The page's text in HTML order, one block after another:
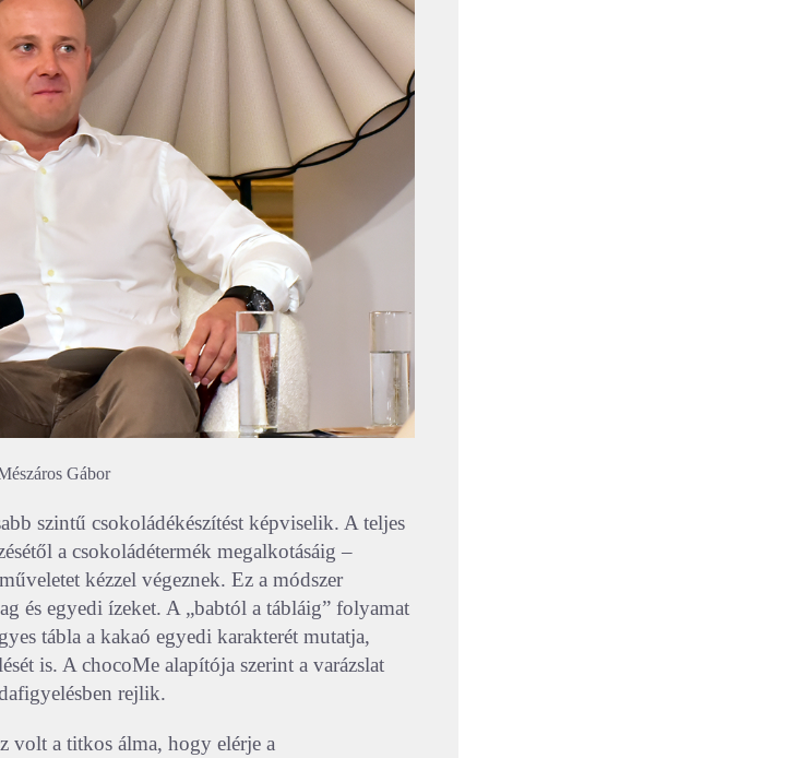
Gábor
szintű csokoládékészítést képviselik. A teljes
a csokoládétermék megalkotásáig –
kézzel végeznek. Ez a módszer
és egyedi ízeket. A „babtól a tábláig” folyamat
tábla a kakaó egyedi karakterét mutatja,
is. A chocoMe alapítója szerint a varázslat
rejlik.
volt a titkos álma, hogy elérje a